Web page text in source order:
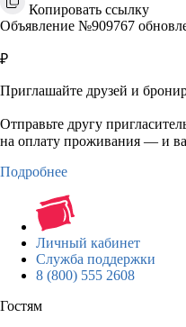
Копировать ссылку
Объявление №909767
₽
Приглашайте друзей и
Отправьте другу
на оплату проживания — и
Подробнее
Личный кабинет
Служба поддержки
8 (800) 555 2608
Гостям